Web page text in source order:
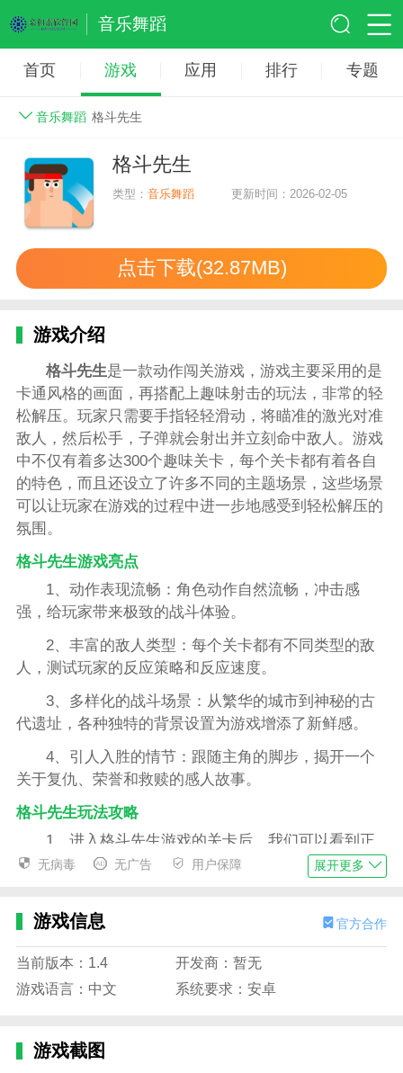
音乐舞蹈
首页 游戏 应用 排行 专题
音乐舞蹈 格斗先生
格斗先生
类型：音乐舞蹈 更新时间：2026-02-05
点击下载(32.87MB)
游戏介绍
格斗先生是一款动作闯关游戏，游戏主要采用的是
卡通风格的画面，再搭配上趣味射击的玩法，非常的轻
松解压。玩家只需要手指轻轻滑动，将瞄准的激光对准
敌人，然后松手，子弹就会射出并立刻命中敌人。游戏
中不仅有着多达300个趣味关卡，每个关卡都有着各自
的特色，而且还设立了许多不同的主题场景，这些场景
可以让玩家在游戏的过程中进一步地感受到轻松解压的
氛围。
格斗先生游戏亮点
1、动作表现流畅：角色动作自然流畅，冲击感
强，给玩家带来极致的战斗体验。
2、丰富的敌人类型：每个关卡都有不同类型的敌
人，测试玩家的反应策略和反应速度。
3、多样化的战斗场景：从繁华的城市到神秘的古
代遗址，各种独特的背景设置为游戏增添了新鲜感。
4、引人入胜的情节：跟随主角的脚步，揭开一个
关于复仇、荣誉和救赎的感人故事。
格斗先生玩法攻略
1、进入格斗先生游戏的关卡后，我们可以看到正
上方有着6个拳头标识，其中3黑3黄，3个黑色的拳头会
2、我们通过按住屏幕不松手，玩家手心会有一条
子弹命中，与黑色准星位置无关。
3、可以看到松手之后，子弹射出，碰到墙壁会折
黄色的拳头标识。
无病毒 无广告 用户保障 展开更多
游戏信息 官方合作
当前版本：1.4
开发商：暂无
游戏语言：中文
系统要求：安卓
游戏截图